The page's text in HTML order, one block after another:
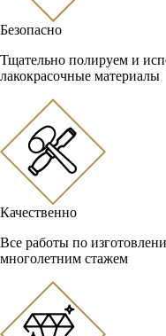
Безопасно
Тщательно полируем и
лакокрасочные материалы
Качественно
Все работы по
многолетним стажем